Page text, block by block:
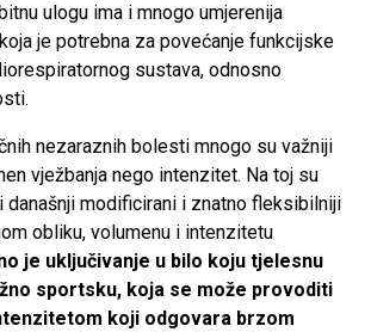
ulogu ima i mnogo umjerenija
je potrebna za povećanje funkcijske
sustava, odnosno
nezaraznih bolesti mnogo su važniji
vježbanja nego intenzitet. Na toj su
današnji modificirani i znatno fleksibilniji
obliku, volumenu i intenzitetu
je uključivanje u bilo koju tjelesnu
sportsku, koja se može provoditi
koji odgovara brzom